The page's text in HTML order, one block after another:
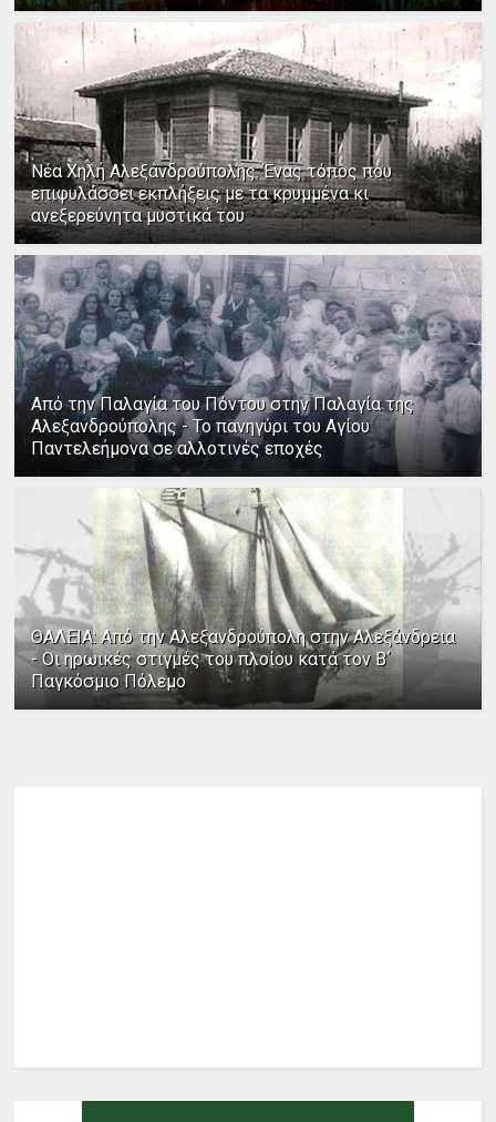
Νέα Χηλή Αλεξανδρούπολης: Ένας τόπος που
επιφυλάσσει εκπλήξεις με τα κρυμμένα κι
ανεξερεύνητα μυστικά του
Από την Παλαγία του Πόντου στην Παλαγία της
Αλεξανδρούπολης - Το πανηγύρι του Αγίου
Παντελεήμονα σε αλλοτινές εποχές
ΘΑΛΕΙΑ: Από την Αλεξανδρούπολη στην Αλεξάνδρεια
- Οι ηρωικές στιγμές του πλοίου κατά τον Β΄
Παγκόσμιο Πόλεμο